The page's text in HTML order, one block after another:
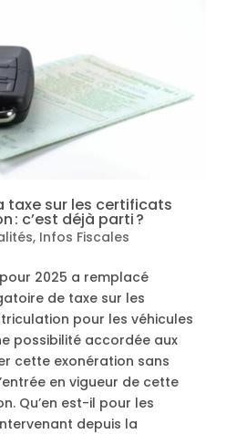
taxe sur les certificats
: c’est déjà parti ?
, Infos Fiscales
2025 a remplacé
de taxe sur les
pour les véhicules
possibilité accordée aux
cette exonération sans
en vigueur de cette
Qu’en est-il pour les
depuis la